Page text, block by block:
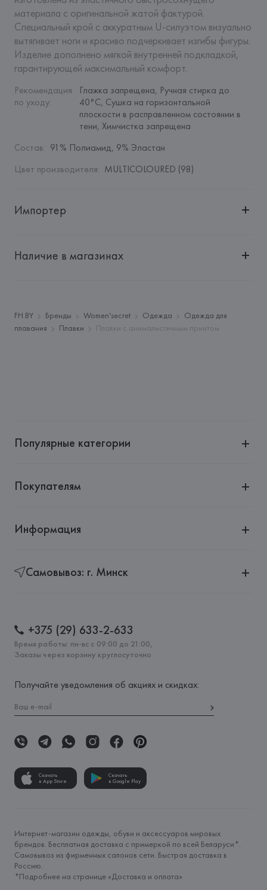
материала с оригинальной жатой фактурой.
Специальный крой с аккуратным U-силуэтом визуально
вытягивает ноги и красиво подчеркивает изгибы фигуры.
Изделие дополнено мягкой внутренней подкладкой,
гарантирующей максимальный комфорт.
Рекомендация
по уходу:
Глажка запрещена, Ручная стирка до
40°C, Сушка на горизонтальной
плоскости в расправленном состоянии в
тени, Химчистка запрещена
Состав: 91% Полиамид, 9% Эластан
Цвет производителя: MULTICOLOURED (98)
Импортер
"БелВиринея"
Адрес:
ИСПАНИЯ, EUROFIEL CONFECCION S.A., AVDA
LLANO CASTELLANO, NUM. 51 28034 MADRID,
Наличие в магазинах
FH.BY Бренды Women'secret Одежда
Одежда для
плавания
Плавки Плавки с анималистичным принтом
Популярные категории
Покупателям
Информация
Самовывоз: г. Минск
+375 (29) 633-2-633
Время работы: пн-вс с 09:00 до 21:00,
Заказы через корзину круглосуточно
Получайте уведомления об акциях и скидках:
Скачать
в App Store
Скачать
в Google Play
Интернет-магазин одежды, обуви и аксессуаров мировых
брендов. Бесплатная доставка с примеркой по всей Беларуси*.
Самовывоз из фирменных салонов сети. Быстрая доставка в
Россию.
*Подробнее на странице «Доставка и оплата»